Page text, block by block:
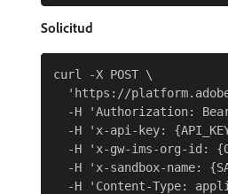
Solicitud
curl -X POST \
'https://
-H 'Authorization:
-H 'x-api-key:
-H 'x-gw-ims-org-id:
-H 'x-sandbox-name:
-H 'Content-Type: